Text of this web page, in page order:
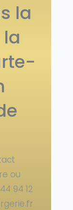
la
ou
94 12